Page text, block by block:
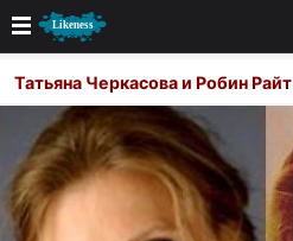
Новые
Лучшие
Голосование
Татьяна Черкасова и Робин Райт